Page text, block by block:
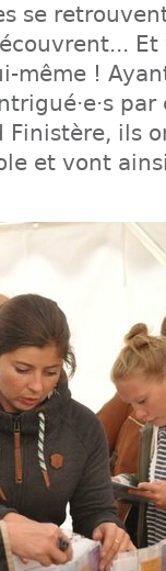
se
même !
par
Finistère, ils
et vont